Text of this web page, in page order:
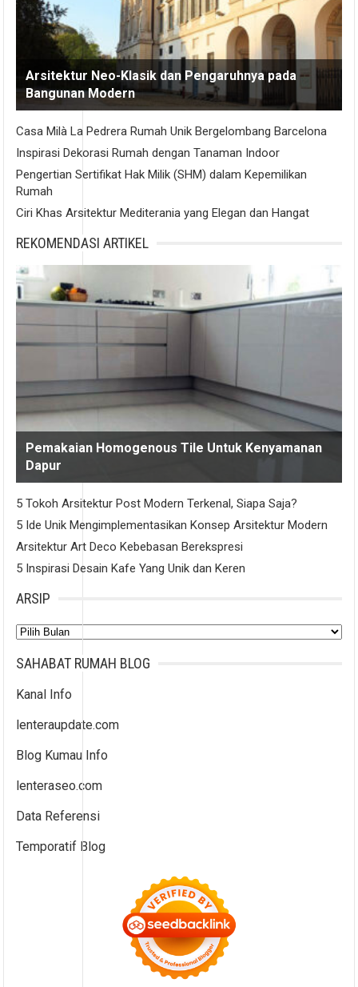
Arsitektur Neo-Klasik dan Pengaruhnya pada
Bangunan Modern
Casa Milà La Pedrera Rumah Unik Bergelombang Barcelona
Inspirasi Dekorasi Rumah dengan Tanaman Indoor
Pengertian Sertifikat Hak Milik (SHM) dalam Kepemilikan
Rumah
Ciri Khas Arsitektur Mediterania yang Elegan dan Hangat
REKOMENDASI ARTIKEL
Pemakaian Homogenous Tile Untuk Kenyamanan
Dapur
5 Tokoh Arsitektur Post Modern Terkenal, Siapa Saja?
5 Ide Unik Mengimplementasikan Konsep Arsitektur Modern
Arsitektur Art Deco Kebebasan Berekspresi
5 Inspirasi Desain Kafe Yang Unik dan Keren
ARSIP
Arsip
SAHABAT RUMAH BLOG
Kanal Info
lenteraupdate.com
Blog Kumau Info
lenteraseo.com
Data Referensi
Temporatif Blog